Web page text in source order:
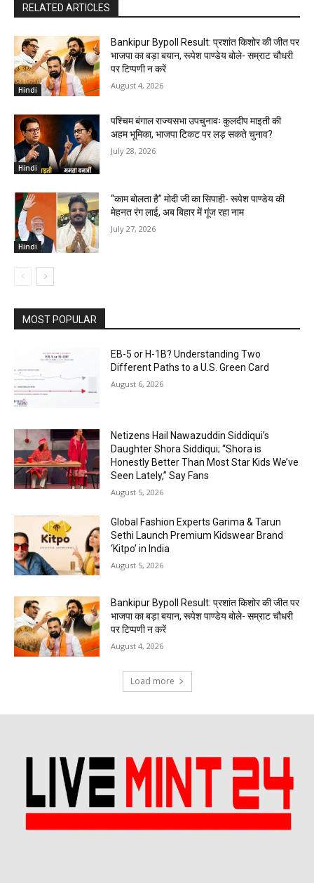
RELATED ARTICLES
Hindi
Bankipur Bypoll Result: प्रशांत किशोर की जीत पर
भाजपा का बड़ा बयान, रूपेश पाण्डेय बोले- सम्राट चौधरी
पर टिप्पणी न करें
August 4, 2026
Hindi
पश्चिम बंगाल राज्यसभा उपचुनावः कुलदीप माइती की
अहम भूमिका, भाजपा टिकट पर लड़ सकते चुनाव?
July 28, 2026
Hindi
“काम बोलता है” मोदी जी का सिपाही- रूपेश पाण्डेय की
मेहनत रंग लाई, अब बिहार में गूंज रहा नाम
July 27, 2026
MOST POPULAR
EB-5 or H-1B? Understanding Two
Different Paths to a U.S. Green Card
August 6, 2026
Netizens Hail Nawazuddin Siddiqui’s
Daughter Shora Siddiqui; “Shora is
Honestly Better Than Most Star Kids We’ve
Seen Lately,” Say Fans
August 5, 2026
Global Fashion Experts Garima & Tarun
Sethi Launch Premium Kidswear Brand
‘Kitpo’ in India
August 5, 2026
Bankipur Bypoll Result: प्रशांत किशोर की जीत पर
भाजपा का बड़ा बयान, रूपेश पाण्डेय बोले- सम्राट चौधरी
पर टिप्पणी न करें
August 4, 2026
Load more